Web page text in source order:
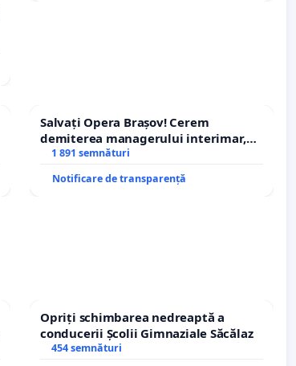
Salvați Opera Brașov! Cerem
demiterea managerului interimar,
Petrean Lucian-Marius!
1 891 semnături
Notificare de transparență
Opriți schimbarea nedreaptă a
conducerii Școlii Gimnaziale Săcălaz
454 semnături